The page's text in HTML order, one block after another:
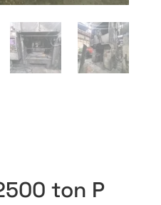
ton P